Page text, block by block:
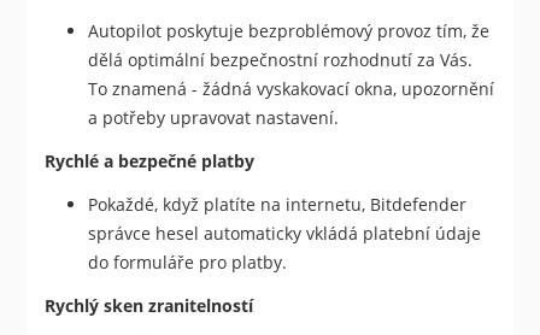
Autopilot poskytuje bezproblémový provoz tím, že
dělá optimální bezpečnostní rozhodnutí za Vás.
To znamená - žádná vyskakovací okna, upozornění
a potřeby upravovat nastavení.
Rychlé a bezpečné platby
Pokaždé, když platíte na internetu, Bitdefender
správce hesel automaticky vkládá platební údaje
do formuláře pro platby.
Rychlý sken zranitelností